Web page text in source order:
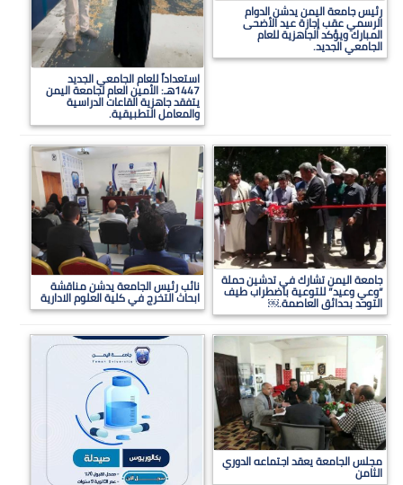
رئيس جامعة اليمن يدشن الدوام
الرسمي عقب إجازة عيد الأضحى
المبارك ويؤكد الجاهزية للعام
الجامعي الجديد.
استعداداً للعام الجامعي الجديد
1447هـ: الأمين العام لجامعة اليمن
يتفقد جاهزية القاعات الدراسية
والمعامل التطبيقية.
جامعة اليمن تشارك في تدشين حملة
“وعي وعيد” للتوعية باضطراب طيف
التوحد بحدائق العاصمة.￼
نائب رئيس الجامعة يدشن مناقشة
ابحاث التخرج في كلية العلوم الادارية
مجلس الجامعة يعقد اجتماعه الدوري
الثامن